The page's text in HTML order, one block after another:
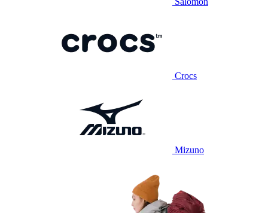
Crocs
Mizuno